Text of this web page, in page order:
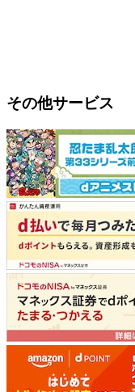
その他サービス